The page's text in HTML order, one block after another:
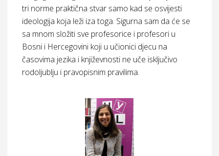
tri norme praktična stvar samo kad se osvijesti
ideologija koja leži iza toga. Sigurna sam da će se
sa mnom složiti sve profesorice i profesori u
Bosni i Hercegovini koji u učionici djecu na
časovima jezika i književnosti ne uče isključivo
rodoljublju i pravopisnim pravilima.